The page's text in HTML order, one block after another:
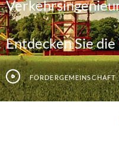
Entdecken Sie
Fördergemeinschaft